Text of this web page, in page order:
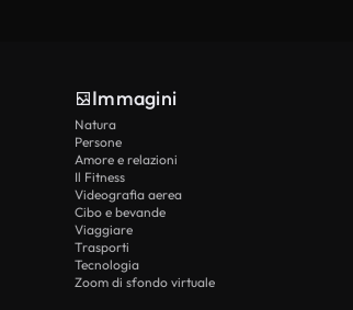
Immagini
Natura
Persone
Amore e relazioni
Il Fitness
Videografia aerea
Cibo e bevande
Viaggiare
Trasporti
Tecnologia
Zoom di sfondo virtuale